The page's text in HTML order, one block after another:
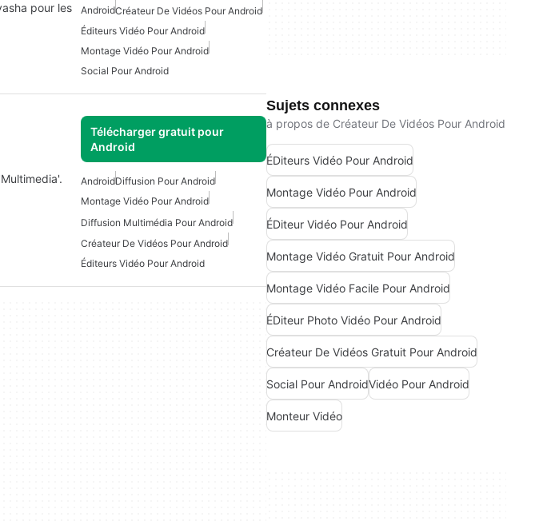
pour les
AndroidCréateur De Vidéos Pour Android
Éditeurs Vidéo Pour Android
Montage Vidéo Pour Android
Social Pour Android
Télécharger gratuit pour
Android
AndroidDiffusion Pour Android
Montage Vidéo Pour Android
Diffusion Multimédia Pour Android
Créateur De Vidéos Pour Android
Éditeurs Vidéo Pour Android
Sujets connexes
à propos de Créateur De Vidéos Pour Android
ÉDiteurs Vidéo Pour Android
Montage Vidéo Pour Android
ÉDiteur Vidéo Pour Android
Montage Vidéo Gratuit Pour Android
Montage Vidéo Facile Pour Android
ÉDiteur Photo Vidéo Pour Android
Créateur De Vidéos Gratuit Pour Android
Social Pour AndroidVidéo Pour Android
Monteur Vidéo